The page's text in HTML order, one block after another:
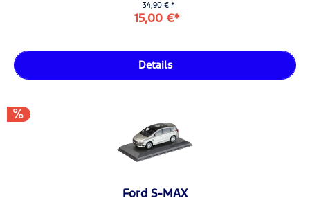
34,90 € *
15,00 €*
Details
Ford S-MAX